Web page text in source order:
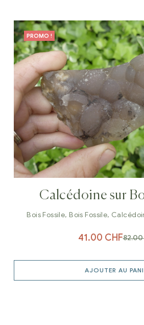
PROMO !
Calcédoine sur
Bois Fossile,Bois Fossile,
82.00
41.00 CHF
AJOUTER AU